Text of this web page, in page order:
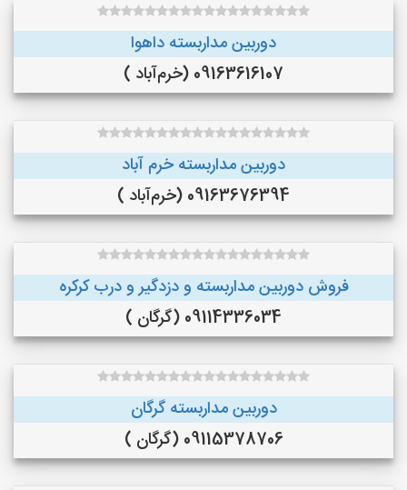
دوربین مداربسته داهوا
09163616107 (خرم‌آباد )
دوربین مداربسته خرم آباد
09163676394 (خرم‌آباد )
فروش دوربین مداربسته و دزدگیر و درب کرکره
09114336034 (گرگان )
دوربین مداربسته گرگان
09115378706 (گرگان )